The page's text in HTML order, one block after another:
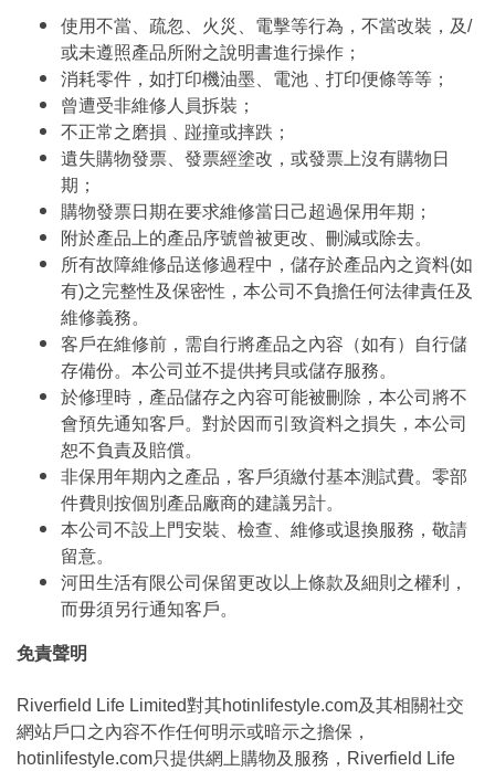
使用不當、疏忽、火災、電擊等行為，不當改裝，及/
或未遵照產品所附之說明書進行操作；
消耗零件，如打印機油墨、電池﹑打印便條等等；
曾遭受非維修人員拆裝；
不正常之磨損﹑踫撞或摔跌；
遺失購物發票、發票經塗改，或發票上沒有購物日
期；
購物發票日期在要求維修當日己超過保用年期；
附於產品上的產品序號曾被更改、刪減或除去。
所有故障維修品送修過程中，儲存於產品內之資料(如
有)之完整性及保密性，本公司不負擔任何法律責任及
維修義務。
客戶在維修前，需自行將產品之內容（如有）自行儲
存備份。本公司並不提供拷貝或儲存服務。
於修理時，產品儲存之內容可能被刪除，本公司將不
會預先通知客戶。對於因而引致資料之損失，本公司
恕不負責及賠償。
非保用年期內之產品，客戶須繳付基本測試費。零部
件費則按個別產品廠商的建議另計。
本公司不設上門安裝、檢查、維修或退換服務，敬請
留意。
河田生活有限公司保留更改以上條款及細則之權利，
而毋須另行通知客戶。
免責聲明
Riverfield Life Limited對其hotinlifestyle.com及其相關社交
網站戶口之內容不作任何明示或暗示之擔保，
hotinlifestyle.com只提供網上購物及服務，Riverfield Life